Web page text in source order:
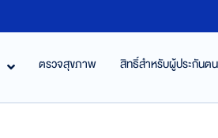
ตรวจสุขภาพ สิทธิ์สำหรับผู้ประกันตน